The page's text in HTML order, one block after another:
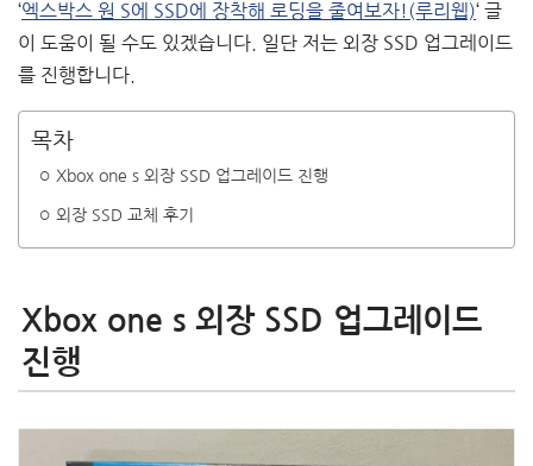
‘엑스박스 원 S에 SSD에 장착해 로딩을 줄여보자!(루리웹)‘ 글
이 도움이 될 수도 있겠습니다. 일단 저는 외장 SSD 업그레이드
를 진행합니다.
목차
Xbox one s 외장 SSD 업그레이드 진행
외장 SSD 교체 후기
Xbox one s 외장 SSD 업그레이드
진행